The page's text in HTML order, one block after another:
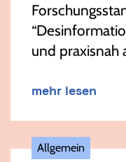
und praxisnah
mehr lesen
Allgemein